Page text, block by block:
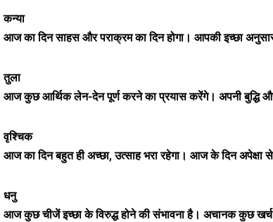
कन्या
आज का दिन साहस और पराक्रम का दिन होगा। आपकी इच्छा अनुसार
तुला
आज कुछ आर्थिक लेन-देन पूर्ण करने का प्रयास करेंगे। अपनी बुद्धि और
वृश्चिक
आज का दिन बहुत ही अच्छा, उत्साह भरा रहेगा। आज के दिन अपेक्षा
धनु
आज कुछ चीजें इच्छा के विरुद्ध होने की संभावना है। अचानक कुछ खर्च